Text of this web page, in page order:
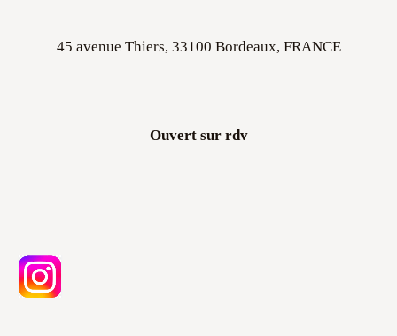
45 avenue Thiers, 33100 Bordeaux, FRANCE
Ouvert sur rdv